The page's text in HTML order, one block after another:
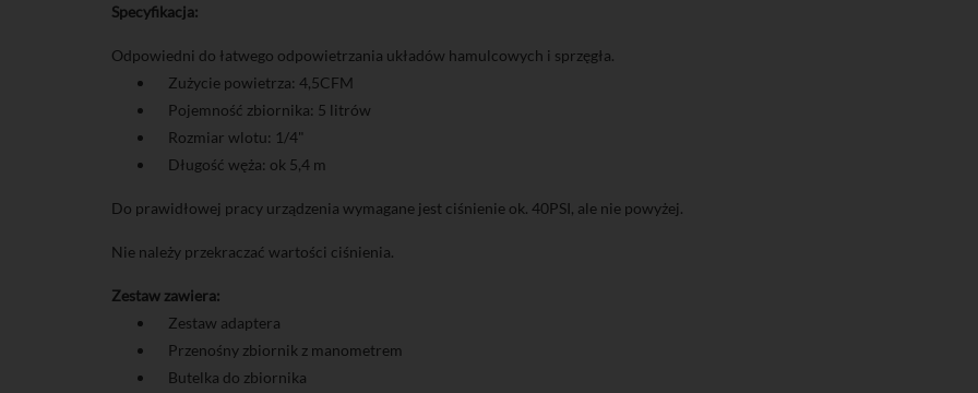
Specyfikacja:
Odpowiedni do łatwego odpowietrzania układów hamulcowych i sprzęgła.
Zużycie powietrza: 4,5CFM
Pojemność zbiornika: 5 litrów
Rozmiar wlotu: 1/4"
Długość węża: ok 5,4 m
Do prawidłowej pracy urządzenia wymagane jest ciśnienie ok. 40PSI, ale nie powyżej.
Nie należy przekraczać wartości ciśnienia.
Zestaw zawiera:
Zestaw adaptera
Przenośny zbiornik z manometrem
Butelka do zbiornika